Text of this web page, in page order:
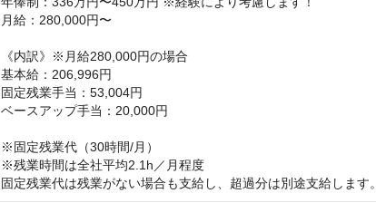
月給：280,000円〜
《内訳》※月給280,000円の場合
基本給：206,996円
固定残業手当：53,004円
ベースアップ手当：20,000円
※固定残業代（30時間/月）
※残業時間は全社平均2.1h／月程度
固定残業代は残業がない場合も支給し、超過分は別途支給します。